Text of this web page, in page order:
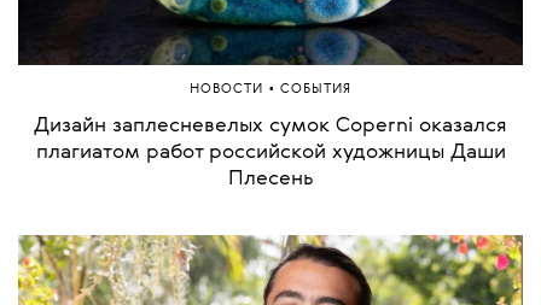
НОВОСТИ • СОБЫТИЯ
Дизайн заплесневелых сумок Coperni оказался
плагиатом работ российской художницы Даши
Плесень